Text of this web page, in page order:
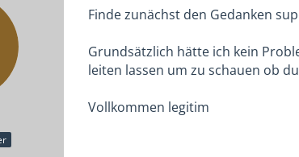
Finde zunächst den Gedanken
Grundsätzlich hätte ich kein
leiten lassen um zu schauen ob
Vollkommen legitim